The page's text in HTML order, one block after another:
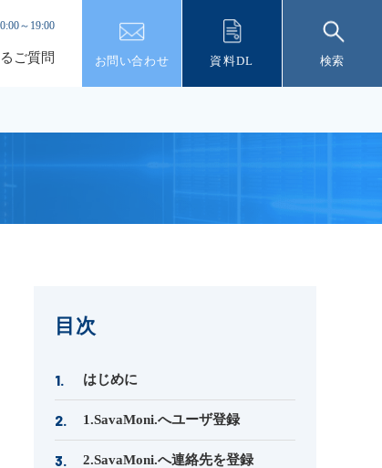
ご質問
～19:00
お問い合わせ 資料DL 検索
目次
はじめに
1.SavaMoni.へユーザ登録
2.SavaMoni.へ連絡先を登録